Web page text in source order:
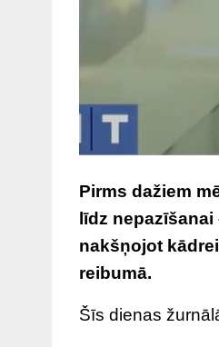
Pirms dažiem
līdz
nakšņojot
reibumā.
Šīs dienas